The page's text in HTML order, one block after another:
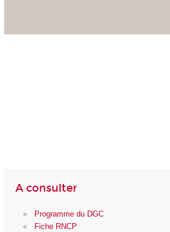
A consulter
Programme du DGC
Fiche RNCP